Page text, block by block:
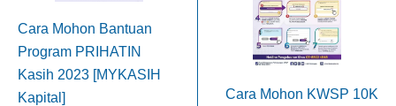
Cara Mohon Bantuan
Program PRIHATIN
Kasih 2023 [MYKASIH
Kapital]
Cara Mohon KWSP 10K